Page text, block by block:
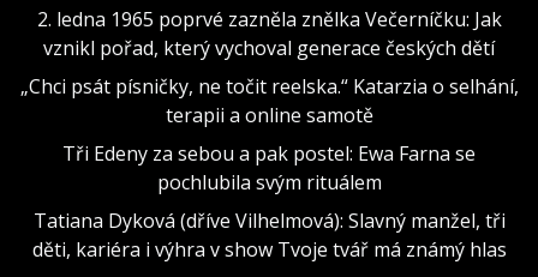
2. ledna 1965 poprvé zazněla znělka Večerníčku: Jak
vznikl pořad, který vychoval generace českých dětí
„Chci psát písničky, ne točit reelska.“ Katarzia o selhání,
terapii a online samotě
Tři Edeny za sebou a pak postel: Ewa Farna se
pochlubila svým rituálem
Tatiana Dyková (dříve Vilhelmová): Slavný manžel, tři
děti, kariéra i výhra v show Tvoje tvář má známý hlas